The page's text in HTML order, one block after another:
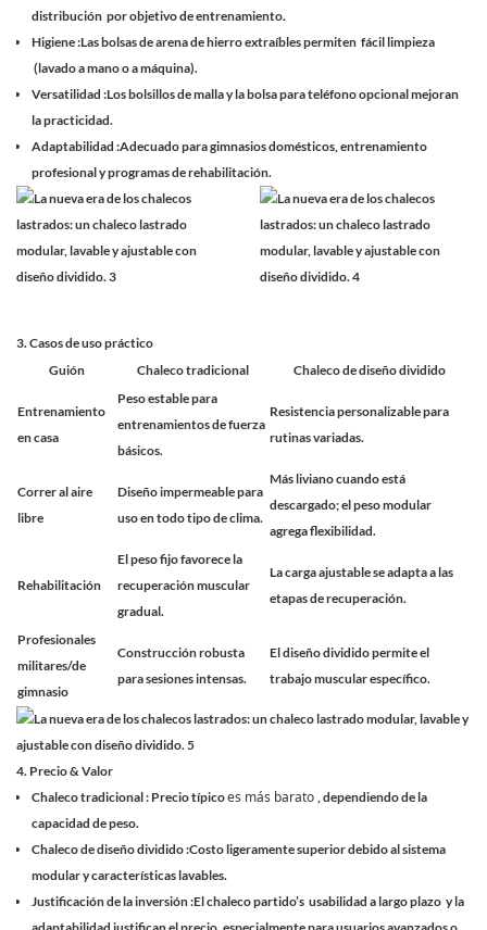
distribución por objetivo de entrenamiento.
Higiene:Las bolsas de arena de hierro extraíbles permiten fácil limpieza
(lavado a mano o a máquina).
Versatilidad:Los bolsillos de malla y la bolsa para teléfono opcional mejoran
la practicidad.
Adaptabilidad:Adecuado para gimnasios domésticos, entrenamiento
profesional y programas de rehabilitación.
3. Casos de uso práctico
Guión
Chaleco tradicional Chaleco de diseño dividido
Entrenamiento
en casa
Peso estable para
entrenamientos de fuerza
básicos.
Resistencia personalizable para
rutinas variadas.
Correr al aire
libre
Diseño impermeable para
uso en todo tipo de clima.
Más liviano cuando está
descargado; el peso modular
agrega flexibilidad.
Rehabilitación
El peso fijo favorece la
recuperación muscular
gradual.
La carga ajustable se adapta a las
etapas de recuperación.
Profesionales
militares/de
gimnasio
Construcción robusta
para sesiones intensas.
El diseño dividido permite el
trabajo muscular específico.
4. Precio & Valor
Chaleco tradicional: Precio típicoes más barato, dependiendo de la
capacidad de peso.
Chaleco de diseño dividido:Costo ligeramente superior debido al sistema
modular y características lavables.
Justificación de la inversión:El chaleco partido’s usabilidad a largo plazo y la